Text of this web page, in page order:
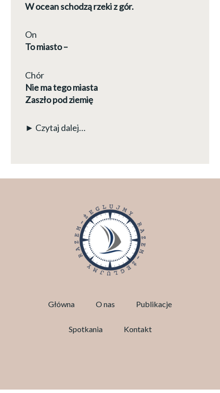
W ocean schodzą rzeki z gór.
On
To miasto –
Chór
Nie ma tego miasta
Zaszło pod ziemię
► Czytaj dalej…
Główna O nas Publikacje
Spotkania Kontakt